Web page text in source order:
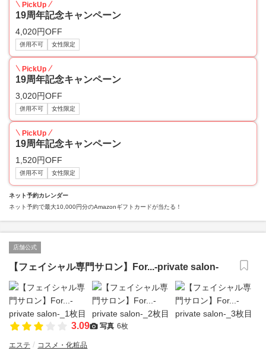
PickUp
19周年記念キャンペーン
4,020円OFF
併用不可 女性限定
PickUp
19周年記念キャンペーン
3,020円OFF
併用不可 女性限定
PickUp
19周年記念キャンペーン
1,520円OFF
併用不可 女性限定
ネット予約カレンダー
ネット予約で最大10,000円分のAmazonギフトカードが当たる！
店舗公式
【フェイシャル専門サロン】For...-private salon-
3.09 写真 6枚
エステ コスメ・化粧品